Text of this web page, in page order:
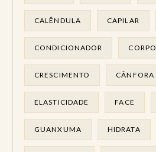
CALÊNDULA CAPILAR
CONDICIONADOR CORPO
CRESCIMENTO CÂNFORA
ELASTICIDADE FACE
GUANXUMA HIDRATA